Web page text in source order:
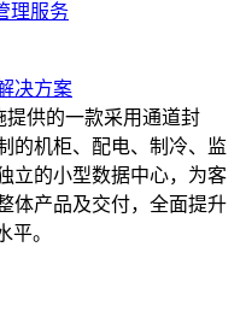
理服务
决方案
提供的一款采用通道封
的机柜、配电、制冷、监
立的小型数据中心，为客
体产品及交付，全面提升
平。